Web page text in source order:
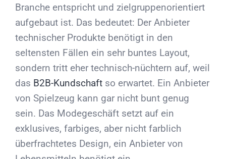
Branche entspricht und zielgruppenorientiert
aufgebaut ist. Das bedeutet: Der Anbieter
technischer Produkte benötigt in den
seltensten Fällen ein sehr buntes Layout,
sondern tritt eher technisch-nüchtern auf, weil
das B2B-Kundschaft so erwartet. Ein Anbieter
von Spielzeug kann gar nicht bunt genug
sein. Das Modegeschäft setzt auf ein
exklusives, farbiges, aber nicht farblich
überfrachtetes Design, ein Anbieter von